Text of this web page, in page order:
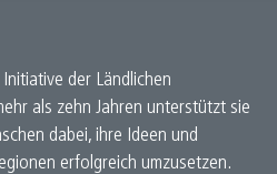
der Ländlichen
als zehn Jahren unterstützt sie
dabei, ihre Ideen und
erfolgreich umzusetzen.